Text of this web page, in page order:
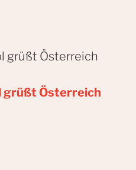
grüßt Österreich